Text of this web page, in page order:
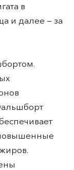
в
и далее — за
повышенные